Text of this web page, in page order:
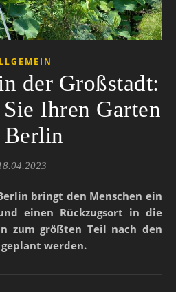
der Großstadt:
Ihren Garten
einen Rückzugsort in die
zum größten Teil nach den
werden.